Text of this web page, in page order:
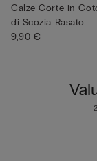
Calze Corte in
di Scozia Rasato
9,90 €